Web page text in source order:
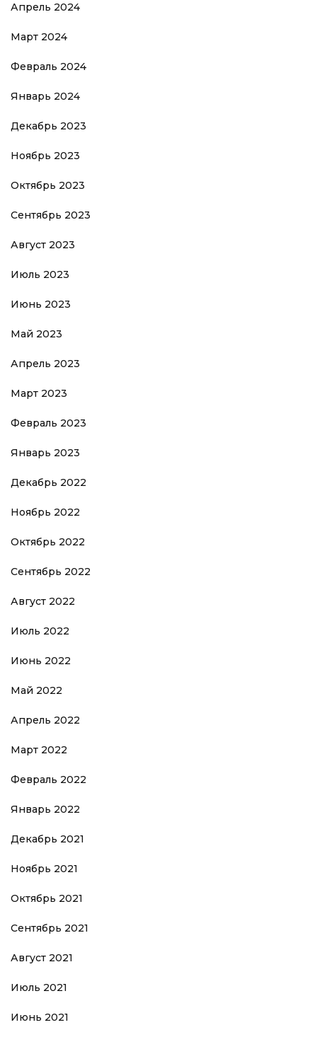
Апрель 2024
Март 2024
Февраль 2024
Январь 2024
Декабрь 2023
Ноябрь 2023
Октябрь 2023
Сентябрь 2023
Август 2023
Июль 2023
Июнь 2023
Май 2023
Апрель 2023
Март 2023
Февраль 2023
Январь 2023
Декабрь 2022
Ноябрь 2022
Октябрь 2022
Сентябрь 2022
Август 2022
Июль 2022
Июнь 2022
Май 2022
Апрель 2022
Март 2022
Февраль 2022
Январь 2022
Декабрь 2021
Ноябрь 2021
Октябрь 2021
Сентябрь 2021
Август 2021
Июль 2021
Июнь 2021